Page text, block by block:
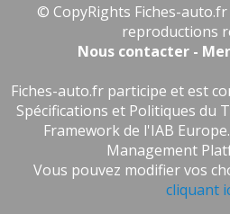
© CopyRights Fiches-
reproductions
Nous contacter -
Fiches-auto.fr participe et est
Spécifications et Politiques du
Framework de l'IAB
Management
Vous pouvez modifier vos
cliquant